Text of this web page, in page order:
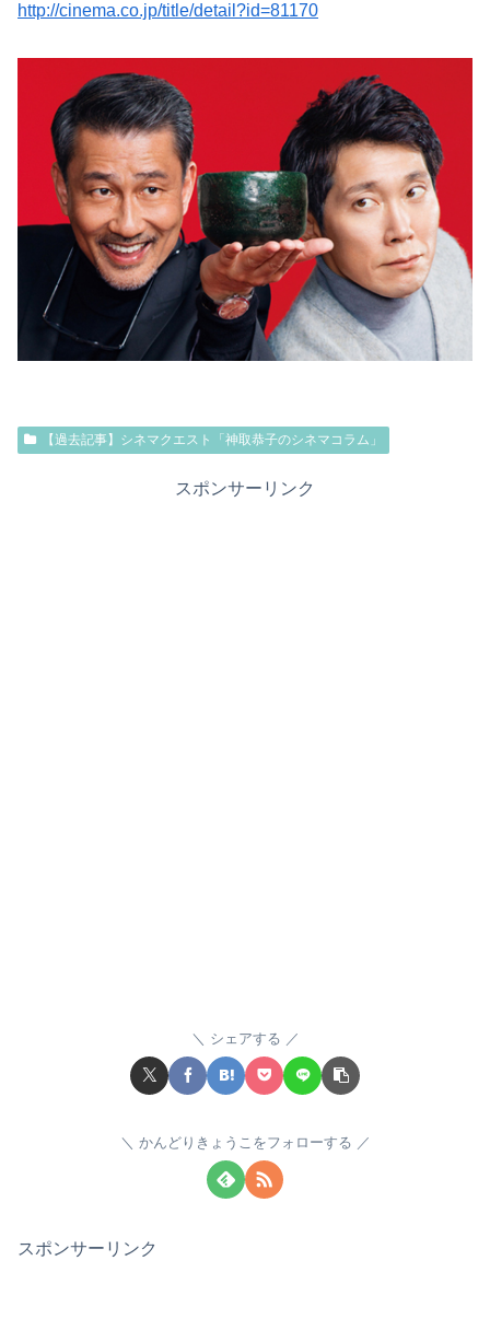
http://cinema.co.jp/title/detail?id=81170
【過去記事】シネマクエスト「神取恭子のシネマコラム」
スポンサーリンク
シェアする
かんどりきょうこをフォローする
スポンサーリンク